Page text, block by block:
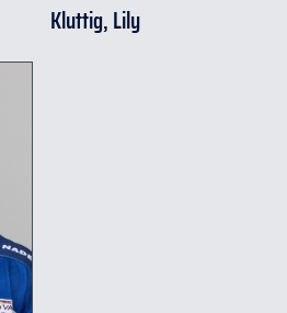
Kluttig, Lily